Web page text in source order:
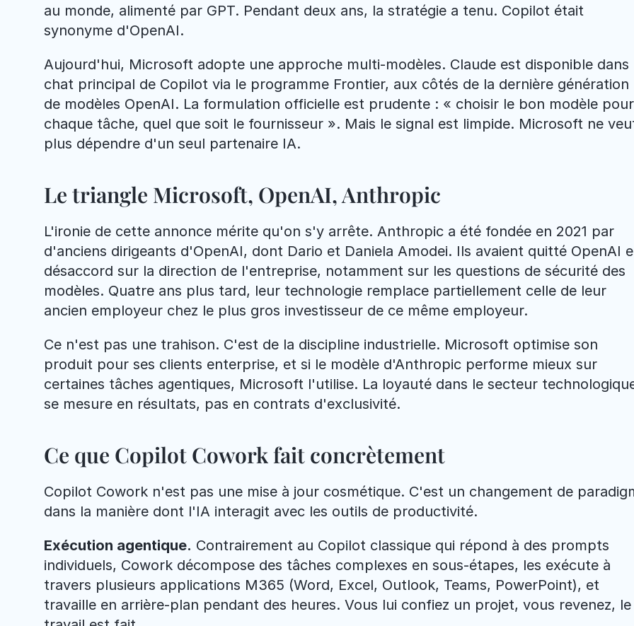
au monde, alimenté par GPT. Pendant deux ans, la stratégie a tenu. Copilot était
synonyme d'OpenAI.
Aujourd'hui, Microsoft adopte une approche multi-modèles. Claude est disponible dans
chat principal de Copilot via le programme Frontier, aux côtés de la dernière génération
de modèles OpenAI. La formulation officielle est prudente : « choisir le bon modèle pour
chaque tâche, quel que soit le fournisseur ». Mais le signal est limpide. Microsoft ne
plus dépendre d'un seul partenaire IA.
Le triangle Microsoft, OpenAI, Anthropic
L'ironie de cette annonce mérite qu'on s'y arrête. Anthropic a été fondée en 2021 par
d'anciens dirigeants d'OpenAI, dont Dario et Daniela Amodei. Ils avaient quitté OpenAI
désaccord sur la direction de l'entreprise, notamment sur les questions de sécurité des
modèles. Quatre ans plus tard, leur technologie remplace partiellement celle de leur
ancien employeur chez le plus gros investisseur de ce même employeur.
Ce n'est pas une trahison. C'est de la discipline industrielle. Microsoft optimise son
produit pour ses clients enterprise, et si le modèle d'Anthropic performe mieux sur
certaines tâches agentiques, Microsoft l'utilise. La loyauté dans le secteur
se mesure en résultats, pas en contrats d'exclusivité.
Ce que Copilot Cowork fait concrètement
Copilot Cowork n'est pas une mise à jour cosmétique. C'est un changement de
dans la manière dont l'IA interagit avec les outils de productivité.
Exécution agentique. Contrairement au Copilot classique qui répond à des prompts
individuels, Cowork décompose des tâches complexes en sous-étapes, les exécute à
travers plusieurs applications M365 (Word, Excel, Outlook, Teams, PowerPoint), et
travaille en arrière-plan pendant des heures. Vous lui confiez un projet, vous revenez, le